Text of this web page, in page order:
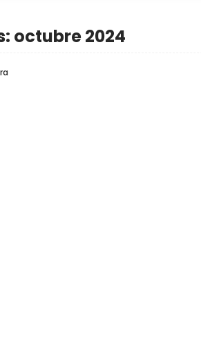
octubre 2024